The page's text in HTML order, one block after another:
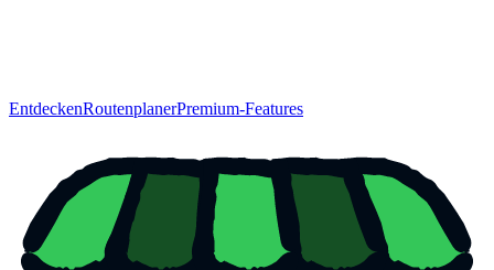
EntdeckenRoutenplanerPremium-Features